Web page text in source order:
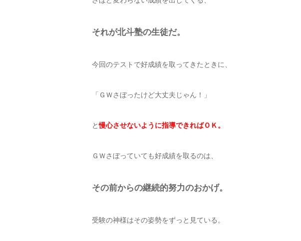
それが北斗塾の生徒だ。
今回のテストで好成績を取ってきたときに、
「ＧＷさぼったけど大丈夫じゃん！」
と慢心させないように指導できればＯＫ。
ＧＷさぼっていても好成績を取るのは、
その前からの継続的努力のおかげ。
受験の神様はその姿勢をずっと見ている。